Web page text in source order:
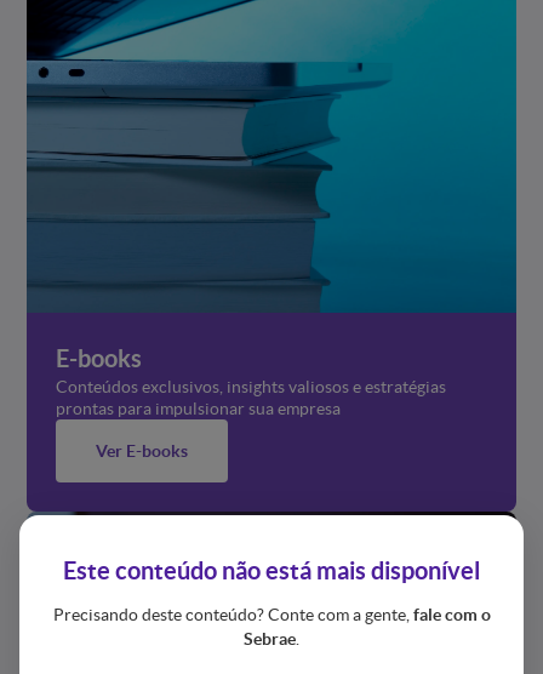
E-books
Conteúdos exclusivos, insights valiosos e estratégias
prontas para impulsionar sua empresa
Ver E-books
Este conteúdo não está mais disponível
Precisando deste conteúdo? Conte com a gente, fale com o
Sebrae